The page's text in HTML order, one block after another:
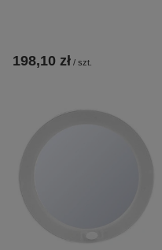
198,10 zł / szt.